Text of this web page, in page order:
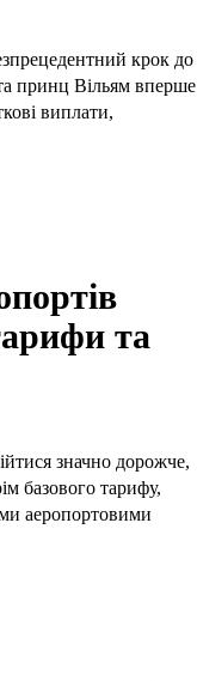
крок до
принц Вільям вперше
виплати,
та
значно дорожче,
базового тарифу,
аеропортовими